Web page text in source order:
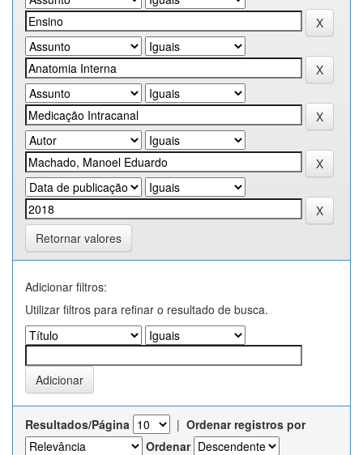
Retornar valores
Adicionar filtros:
Utilizar filtros para refinar o resultado de busca.
Resultados/Página | Ordenar registros por
Ordenar